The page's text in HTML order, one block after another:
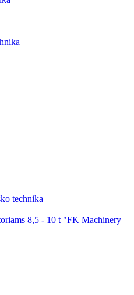
technika
8,5 - 10 t "FK Machinery